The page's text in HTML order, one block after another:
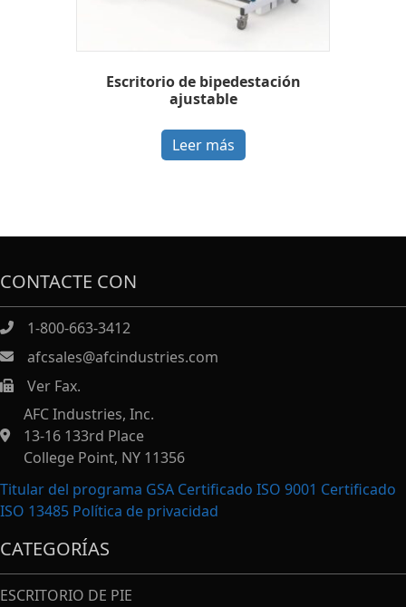
Escritorio de bipedestación
ajustable
Leer más
CONTACTE CON
1-800-663-3412
afcsales@afcindustries.com
https://afcindustries.com/contact/#:~:text=Fax
Ver Fax.
AFC Industries, Inc.
13-16 133rd Place
College Point, NY 11356
Titular del programa GSA Certificado ISO 9001 Certificado
ISO 13485 Política de privacidad
CATEGORÍAS
ESCRITORIO DE PIE